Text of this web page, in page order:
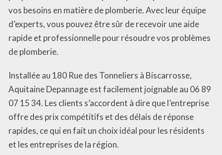
vos besoins en matière de plomberie. Avec leur équipe
d’experts, vous pouvez être sûr de recevoir une aide
rapide et professionnelle pour résoudre vos problèmes
de plomberie.
Installée au 180 Rue des Tonneliers à Biscarrosse,
Aquitaine Depannage est facilement joignable au 06 89
07 15 34. Les clients s’accordent à dire que l’entreprise
offre des prix compétitifs et des délais de réponse
rapides, ce qui en fait un choix idéal pour les résidents
et les entreprises de la région.